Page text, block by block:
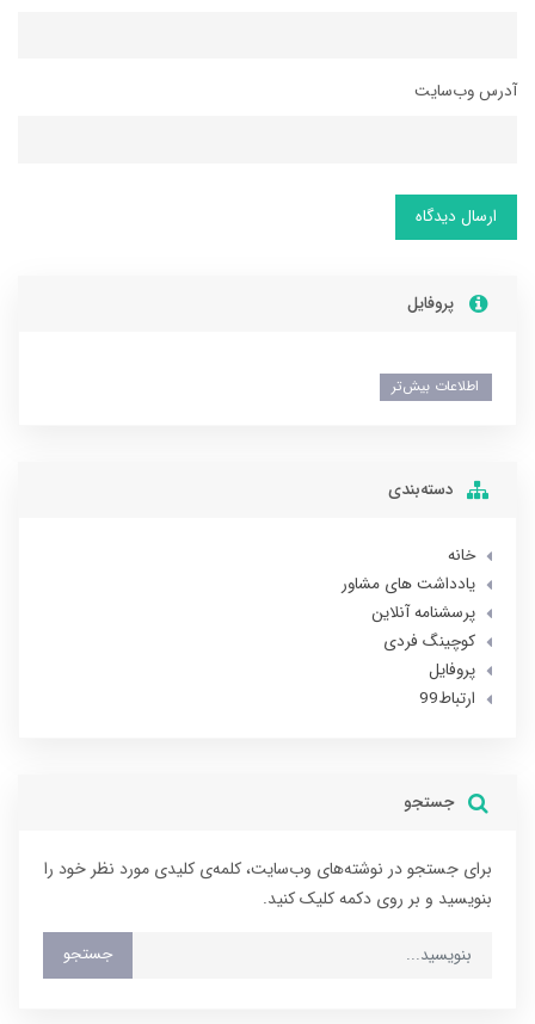
آدرس وب‌سایت
ارسال دیدگاه
پروفایل
اطلاعات بیش‌تر
دسته‌بندی
خانه
یادداشت های مشاور
پرسشنامه آنلاین
کوچینگ فردی
پروفایل
ارتباط99
جستجو
برای جستجو در نوشته‌های وب‌سایت، کلمه‌ی کلیدی مورد نظر خود را
بنویسید و بر روی دکمه کلیک کنید.
جستجو